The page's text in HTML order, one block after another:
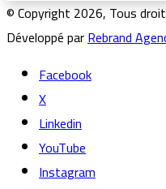
© Copyright 2026, Tous
Développé parRebrand
Facebook
X
Linkedin
YouTube
Instagram